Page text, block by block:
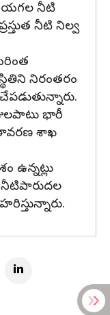
నీటి
నీటి నిల్వ
నిరంతరం
భారీ
శాఖ
ఉన్నట్లు
నీటిపారుదల